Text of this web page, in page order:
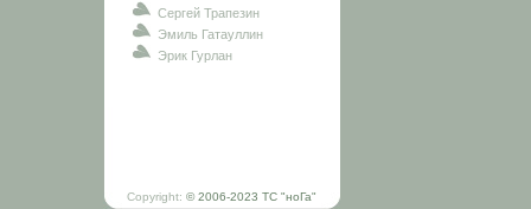
Сергей Трапезин
Эмиль Гатауллин
Эрик Гурлан
Copyright: © 2006-2023 ТС "ноГа"